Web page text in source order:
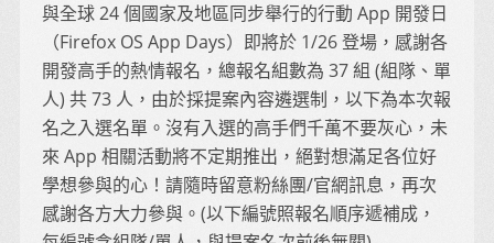
與全球 24 個國家及地區同步舉行的行動 App 開發日
（Firefox OS App Days）即將於 1/26 登場，感謝各
開發高手的熱情報名，總報名組數為 37 組 (組隊、單
人) 共 73 人，由於採提案內容遴選制，以下為本次報
名之入選名單。沒有入選的高手們千萬不要灰心，未
來 App 相關活動將不定期推出，絕對想滿足各位好
學想參與的心！請隨時留意粉絲團/官網訊息，再次
感謝各方大力參與。(以下編號照報名順序遞補成，